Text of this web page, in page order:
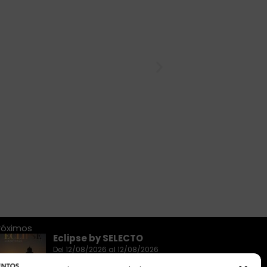
Eclipse by SELECTO
Del 12/08/2026 al 12/08/2026